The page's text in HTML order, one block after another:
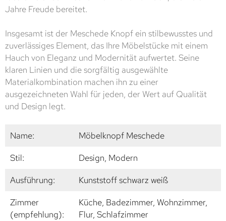
Jahre Freude bereitet.
Insgesamt ist der Meschede Knopf ein stilbewusstes und
zuverlässiges Element, das Ihre Möbelstücke mit einem
Hauch von Eleganz und Modernität aufwertet. Seine
klaren Linien und die sorgfältig ausgewählte
Materialkombination machen ihn zu einer
ausgezeichneten Wahl für jeden, der Wert auf Qualität
und Design legt.
Name:
Möbelknopf Meschede
Stil:
Design, Modern
Ausführung:
Kunststoff schwarz weiß
Zimmer
(empfehlung):
Küche, Badezimmer, Wohnzimmer,
Flur, Schlafzimmer